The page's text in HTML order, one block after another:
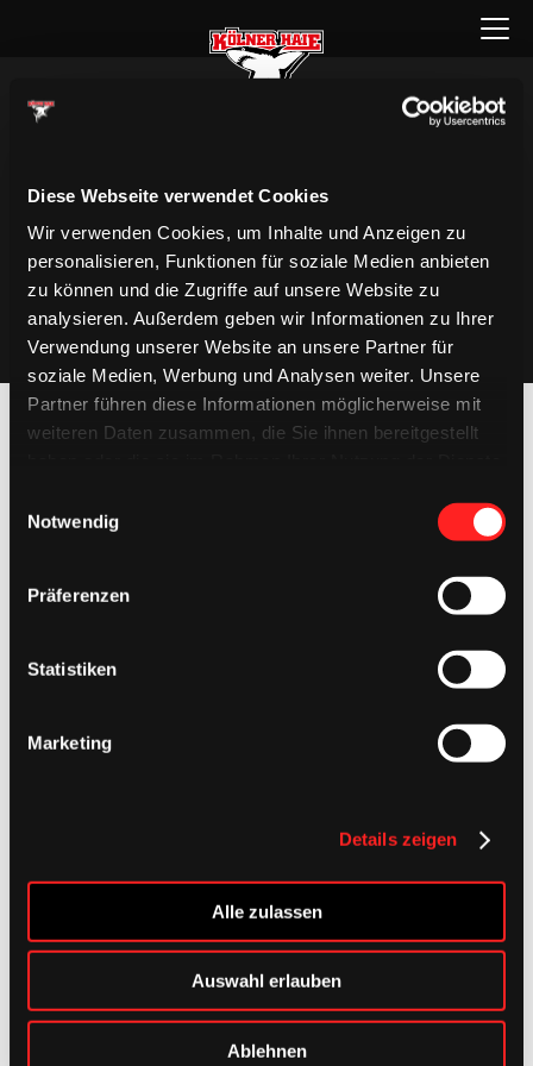
Diese Webseite verwendet Cookies
Wir verwenden Cookies, um Inhalte und Anzeigen zu
personalisieren, Funktionen für soziale Medien anbieten
zu können und die Zugriffe auf unsere Website zu
analysieren. Außerdem geben wir Informationen zu Ihrer
Verwendung unserer Website an unsere Partner für
soziale Medien, Werbung und Analysen weiter. Unsere
Partner führen diese Informationen möglicherweise mit
weiteren Daten zusammen, die Sie ihnen bereitgestellt
Notwendig
Präferenzen
Statistiken
Marketing
Details zeigen
Alle zulassen
Auswahl erlauben
Ablehnen
Menü
öffnen